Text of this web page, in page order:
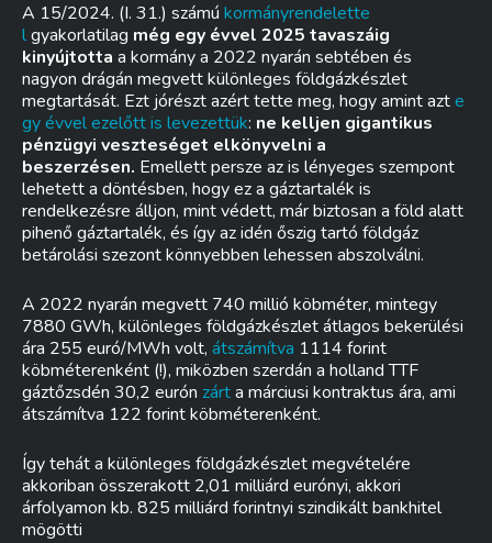
A 15/2024. (I. 31.) számú kormányrendelette
lgyakorlatilag még egy évvel 2025 tavaszáig
kinyújtotta a kormány a 2022 nyarán sebtében és
nagyon drágán megvett különleges földgázkészlet
megtartását. Ezt jórészt azért tette meg, hogy amint azte
gy évvel ezelőtt is levezettük: ne kelljen gigantikus
pénzügyi veszteséget elkönyvelni a
beszerzésen. Emellett persze az is lényeges szempont
lehetett a döntésben, hogy ez a gáztartalék is
rendelkezésre álljon, mint védett, már biztosan a föld alatt
pihenő gáztartalék, és így az idén őszig tartó földgáz
betárolási szezont könnyebben lehessen abszolválni.
A 2022 nyarán megvett 740 millió köbméter, mintegy
7880 GWh, különleges földgázkészlet átlagos bekerülési
ára 255 euró/MWh volt, átszámítva 1114 forint
köbméterenként (!), miközben szerdán a holland TTF
gáztőzsdén 30,2 eurón zárta márciusi kontraktus ára, ami
átszámítva 122 forint köbméterenként.
Így tehát a különleges földgázkészlet megvételére
akkoriban összerakott 2,01 milliárd eurónyi, akkori
árfolyamon kb. 825 milliárd forintnyi szindikált bankhitel
mögötti